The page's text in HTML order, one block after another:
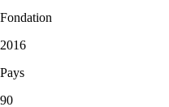
Ce que disent nos
4.7